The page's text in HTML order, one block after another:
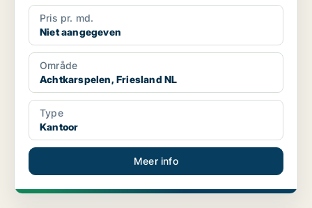
Pris pr. md.
Niet aangegeven
Område
Achtkarspelen, Friesland NL
Type
Kantoor
Meer info